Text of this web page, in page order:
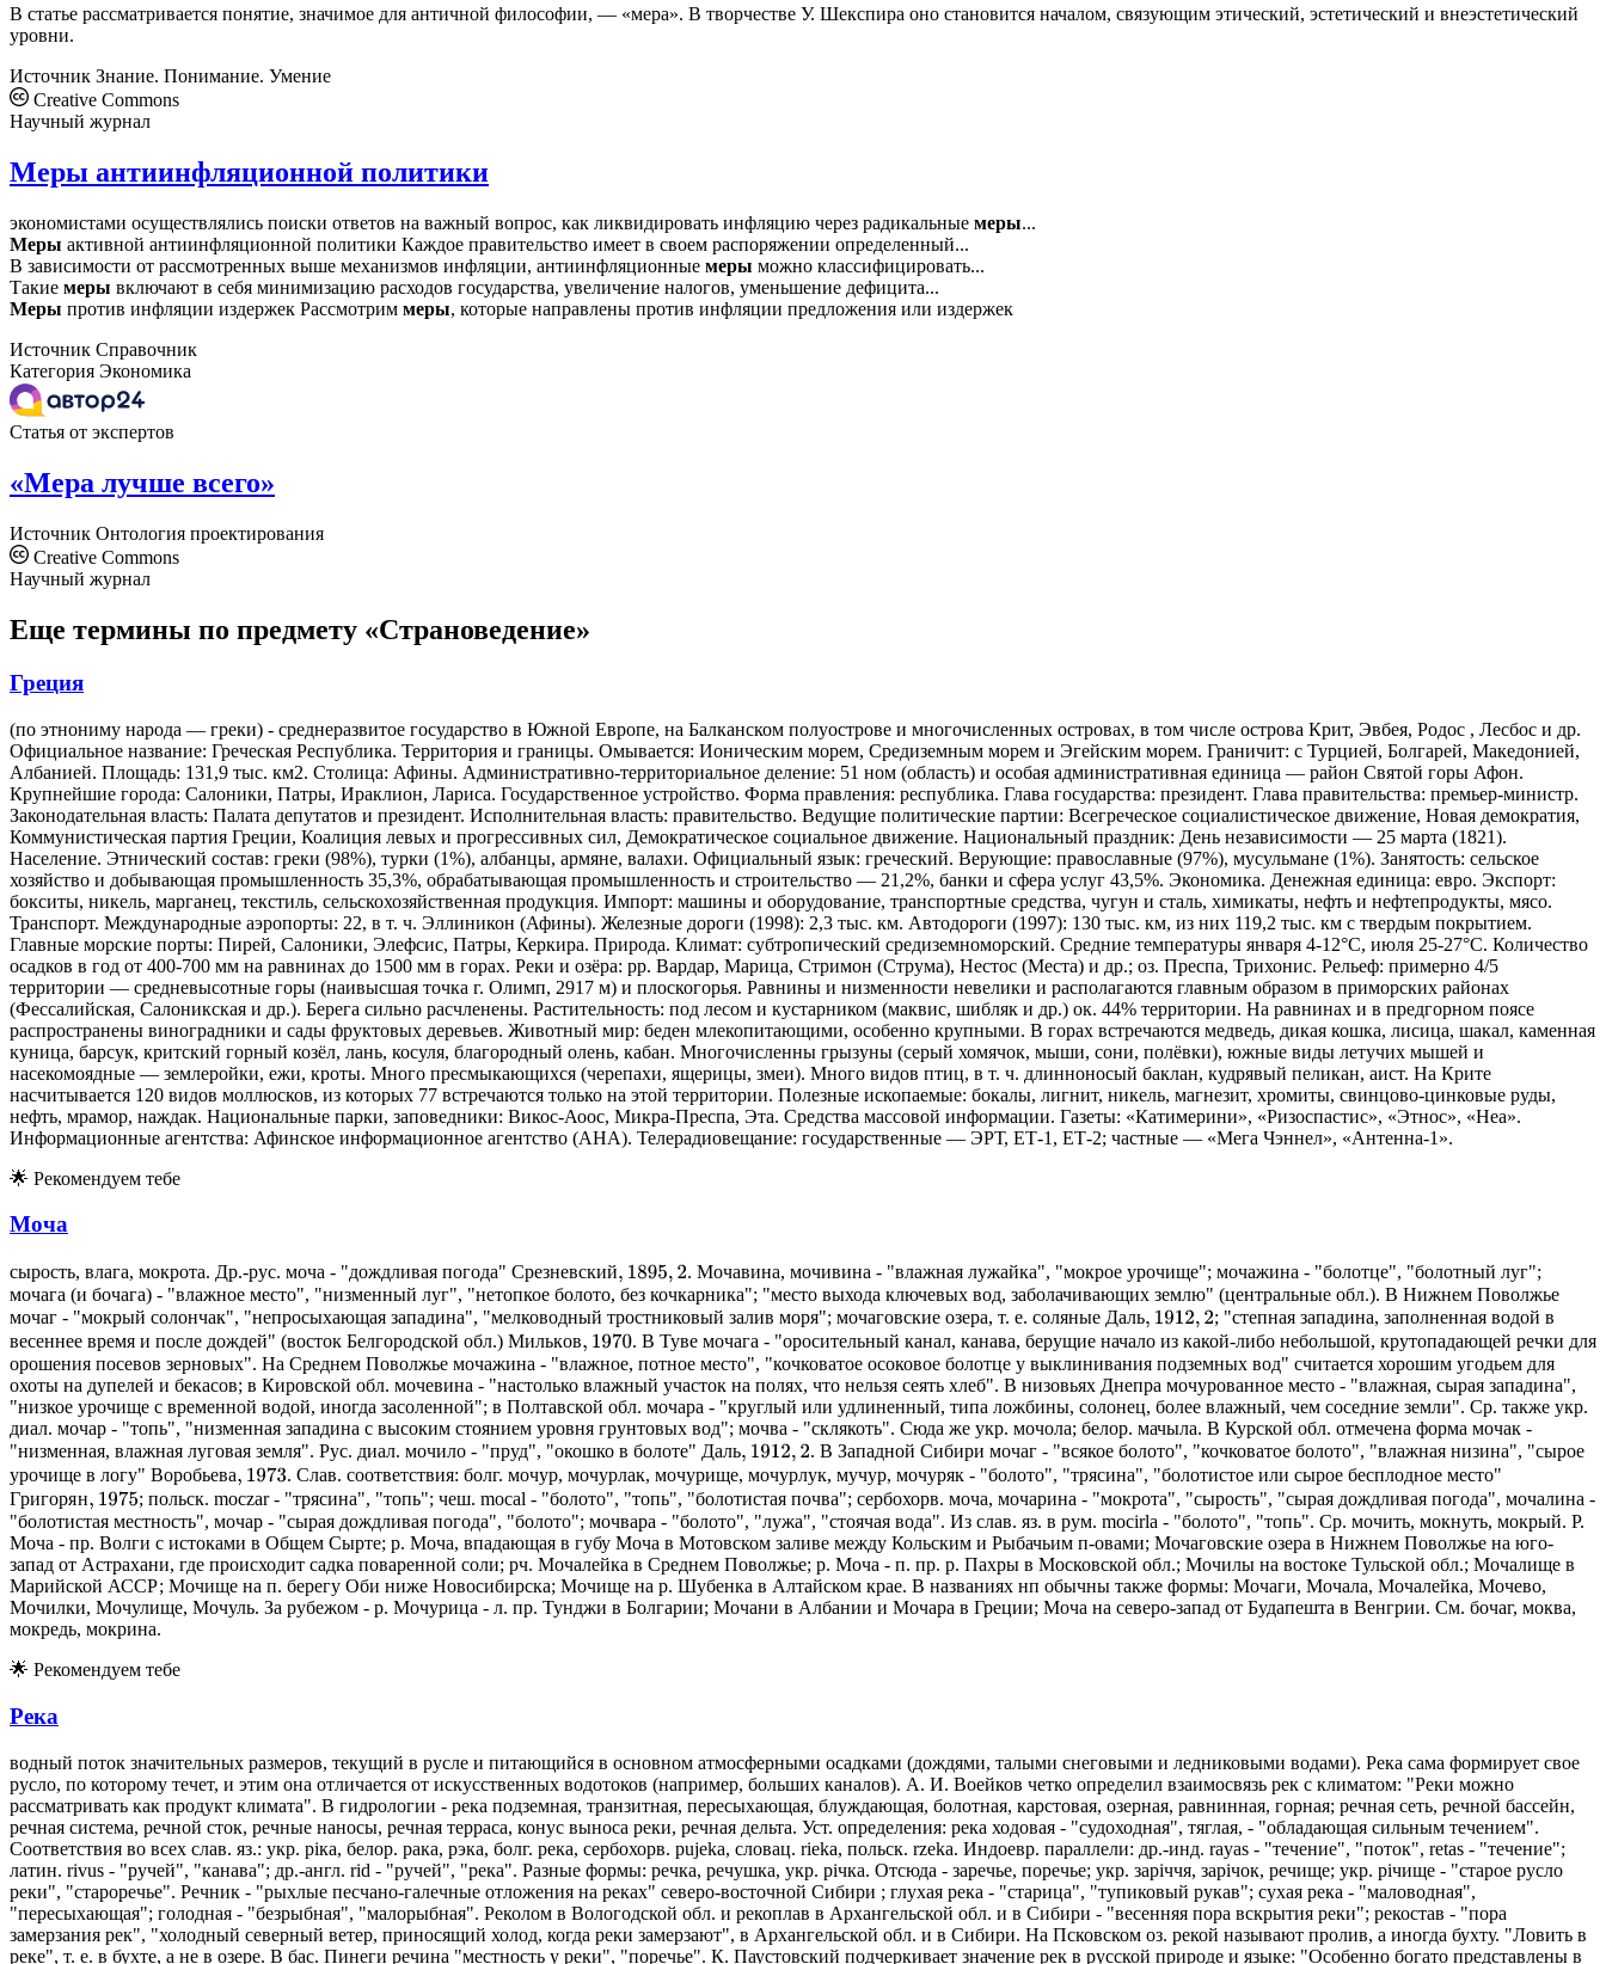
В статье рассматривается понятие, значимое для античной философии, — «мера». В творчестве У. Шекспира оно становится началом, связующим этический, эстетический и внеэстетический
уровни.
Источник Знание. Понимание. Умение
Creative Commons
Научный журнал
Меры антиинфляционной политики
экономистами осуществлялись поиски ответов на важный вопрос, как ликвидировать инфляцию через радикальные меры...
Меры активной антиинфляционной политики Каждое правительство имеет в своем распоряжении определенный...
В зависимости от рассмотренных выше механизмов инфляции, антиинфляционные меры можно классифицировать...
Такие меры включают в себя минимизацию расходов государства, увеличение налогов, уменьшение дефицита...
Меры против инфляции издержек Рассмотрим меры, которые направлены против инфляции предложения или издержек
Источник Справочник
Категория Экономика
Статья от экспертов
«Мера лучше всего»
Источник Онтология проектирования
Creative Commons
Научный журнал
Еще термины по предмету «Страноведение»
Греция
(по этнониму народа — греки) - среднеразвитое государство в Южной Европе, на Балканском полуострове и многочисленных островах, в том числе острова Крит, Эвбея, Родос , Лесбос и др.
Официальное название: Греческая Республика. Территория и границы. Омывается: Ионическим морем, Средиземным морем и Эгейским морем. Граничит: с Турцией, Болгарей, Македонией,
Албанией. Площадь: 131,9 тыс. км2. Столица: Афины. Административно-территориальное деление: 51 ном (область) и особая административная единица — район Святой горы Афон.
Крупнейшие города: Салоники, Патры, Ираклион, Лариса. Государственное устройство. Форма правления: республика. Глава государства: президент. Глава правительства: премьер-министр.
Законодательная власть: Палата депутатов и президент. Исполнительная власть: правительство. Ведущие политические партии: Всегреческое социалистическое движение, Новая демократия,
Коммунистическая партия Греции, Коалиция левых и прогрессивных сил, Демократическое социальное движение. Национальный праздник: День независимости — 25 марта (1821).
Население. Этнический состав: греки (98%), турки (1%), албанцы, армяне, валахи. Официальный язык: греческий. Верующие: православные (97%), мусульмане (1%). Занятость: сельское
хозяйство и добывающая промышленность 35,3%, обрабатывающая промышленность и строительство — 21,2%, банки и сфера услуг 43,5%. Экономика. Денежная единица: евро. Экспорт:
бокситы, никель, марганец, текстиль, сельскохозяйственная продукция. Импорт: машины и оборудование, транспортные средства, чугун и сталь, химикаты, нефть и нефтепродукты, мясо.
Транспорт. Международные аэропорты: 22, в т. ч. Эллиникон (Афины). Железные дороги (1998): 2,3 тыс. км. Автодороги (1997): 130 тыс. км, из них 119,2 тыс. км с твердым покрытием.
Главные морские порты: Пирей, Салоники, Элефсис, Патры, Керкира. Природа. Климат: субтропический средиземноморский. Средние температуры января 4-12°С, июля 25-27°С. Количество
осадков в год от 400-700 мм на равнинах до 1500 мм в горах. Реки и озёра: рр. Вардар, Марица, Стримон (Струма), Нестос (Места) и др.; оз. Преспа, Трихонис. Рельеф: примерно 4/5
территории — средневысотные горы (наивысшая точка г. Олимп, 2917 м) и плоскогорья. Равнины и низменности невелики и располагаются главным образом в приморских районах
(Фессалийская, Салоникская и др.). Берега сильно расчленены. Растительность: под лесом и кустарником (маквис, шибляк и др.) ок. 44% территории. На равнинах и в предгорном поясе
распространены виноградники и сады фруктовых деревьев. Животный мир: беден млекопитающими, особенно крупными. В горах встречаются медведь, дикая кошка, лисица, шакал, каменная
куница, барсук, критский горный козёл, лань, косуля, благородный олень, кабан. Многочисленны грызуны (серый хомячок, мыши, сони, полёвки), южные виды летучих мышей и
насекомоядные — землеройки, ежи, кроты. Много пресмыкающихся (черепахи, ящерицы, змеи). Много видов птиц, в т. ч. длинноносый баклан, кудрявый пеликан, аист. На Крите
насчитывается 120 видов моллюсков, из которых 77 встречаются только на этой территории. Полезные ископаемые: бокалы, лигнит, никель, магнезит, хромиты, свинцово-цинковые руды,
нефть, мрамор, наждак. Национальные парки, заповедники: Викос-Аоос, Микра-Преспа, Эта. Средства массовой информации. Газеты: «Катимерини», «Ризоспастис», «Этнос», «Неа».
Информационные агентства: Афинское информационное агентство (AHA). Телерадиовещание: государственные — ЭРТ, ЕТ-1, ЕТ-2; частные — «Мега Чэннел», «Антенна-1».
🌟 Рекомендуем тебе
Моча
сырость, влага, мокрота. Др.-рус. моча - "дождливая погода" Срезневский
Срезневский, 1895,2
. Мочавина, мочивина - "влажная лужайка", "мокрое урочище"; мочажина - "болотце", "болотный луг";
мочага (и бочага) - "влажное место", "низменный луг", "нетопкое болото, без кочкарника"; "место выхода ключевых вод, заболачивающих землю" (центральные обл.). В Нижнем Поволжье
мочаг - "мокрый солончак", "непросыхающая западина", "мелководный тростниковый залив моря"; мочаговские озера, т. е. соляные Даль
Даль, 1912,2
; "степная западина, заполненная водой в
весеннее время и после дождей" (восток Белгородской обл.) Мильков
Мильков,1970 . В Туве мочага - "оросительный канал, канава, берущие начало из какой-либо небольшой, крутопадающей речки для
орошения посевов зерновых". На Среднем Поволжье мочажина - "влажное, потное место", "кочковатое осоковое болотце у выклинивания подземных вод" считается хорошим угодьем для
охоты на дупелей и бекасов; в Кировской обл. мочевина - "настолько влажный участок на полях, что нельзя сеять хлеб". В низовьях Днепра мочурованное место - "влажная, сырая западина",
"низкое урочище с временной водой, иногда засоленной"; в Полтавской обл. мочара - "круглый или удлиненный, типа ложбины, солонец, более влажный, чем соседние земли". Ср. также укр.
диал. мочар - "топь", "низменная западина с высоким стоянием уровня грунтовых вод"; мочва - "склякоть". Сюда же укр. мочола; белор. мачыла. В Курской обл. отмечена форма мочак -
"низменная, влажная луговая земля". Рус. диал. мочило - "пруд", "окошко в болоте" Даль
Даль, 1912,2
. В Западной Сибири мочаг - "всякое болото", "кочковатое болото", "влажная низина", "сырое
урочище в логу" Воробьева
Воробьева, 1973 . Слав. соответствия: болг. мочур, мочурлак, мочурище, мочурлук, мучур, мочуряк - "болото", "трясина", "болотистое или сырое бесплодное место"
Григорян
Григорян,1975 ; польск. moczar - "трясина", "топь"; чеш. mocal - "болото", "топь", "болотистая почва"; сербохорв. моча, мочарина - "мокрота", "сырость", "сырая дождливая погода", мочалина -
"болотистая местность", мочар - "сырая дождливая погода", "болото"; мочвара - "болото", "лужа", "стоячая вода". Из слав. яз. в рум. mocirla - "болото", "топь". Ср. мочить, мокнуть, мокрый. Р.
Моча - пр. Волги с истоками в Общем Сырте; р. Моча, впадающая в губу Моча в Мотовском заливе между Кольским и Рыбачьим п-овами; Мочаговские озера в Нижнем Поволжье на юго-
запад от Астрахани, где происходит садка поваренной соли; рч. Мочалейка в Среднем Поволжье; р. Моча - п. пр. р. Пахры в Московской обл.; Мочилы на востоке Тульской обл.; Мочалище в
Марийской АССР; Мочище на п. берегу Оби ниже Новосибирска; Мочище на р. Шубенка в Алтайском крае. В названиях нп обычны также формы: Мочаги, Мочала, Мочалейка, Мочево,
Мочилки, Мочулище, Мочуль. За рубежом - р. Мочурица - л. пр. Тунджи в Болгарии; Мочани в Албании и Мочара в Греции; Моча на северо-запад от Будапешта в Венгрии. См. бочаг, моква,
мокредь, мокрина.
🌟 Рекомендуем тебе
Река
водный поток значительных размеров, текущий в русле и питающийся в основном атмосферными осадками (дождями, талыми снеговыми и ледниковыми водами). Река сама формирует свое
русло, по которому течет, и этим она отличается от искусственных водотоков (например, больших каналов). А. И. Воейков четко определил взаимосвязь рек с климатом: "Реки можно
рассматривать как продукт климата". В гидрологии - река подземная, транзитная, пересыхающая, блуждающая, болотная, карстовая, озерная, равнинная, горная; речная сеть, речной бассейн,
речная система, речной сток, речные наносы, речная терраса, конус выноса реки, речная дельта. Уст. определения: река ходовая - "судоходная", тяглая, - "обладающая сильным течением".
Соответствия во всех слав. яз.: укр. рiка, белор. рака, рэка, болг. река, сербохорв. pujeka, словац. rieka, польск. rzeka. Индоевр. параллели: др.-инд. rayas - "течение", "поток", retas - "течение";
латин. rivus - "ручей", "канава"; др.-англ. rid - "ручей", "река". Разные формы: речка, речушка, укр. рiчка. Отсюда - заречье, поречье; укр. зарiччя, зарiчок, речище; укр. рiчище - "старое русло
реки", "староречье". Речник - "рыхлые песчано-галечные отложения на реках" северо-восточной Сибири ; глухая река - "старица", "тупиковый рукав"; сухая река - "маловодная",
"пересыхающая"; голодная - "безрыбная", "малорыбная". Реколом в Вологодской обл. и рекоплав в Архангельской обл. и в Сибири - "весенняя пора вскрытия реки"; рекостав - "пора
замерзания рек", "холодный северный ветер, приносящий холод, когда реки замерзают", в Архангельской обл. и в Сибири. На Псковском оз. рекой называют пролив, а иногда бухту. "Ловить в
реке", т. е. в бухте, а не в озере. В бас. Пинеги речина "местность у реки", "поречье". К. Паустовский подчеркивает значение рек в русской природе и языке: "Особенно богато представлены в